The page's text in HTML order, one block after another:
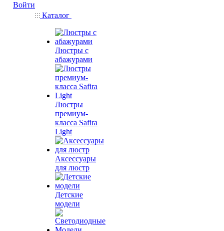
Войти
Каталог
Люстры с
абажурами
Люстры
премиум-
класса Safira
Light
Аксессуары
для люстр
Детские
модели